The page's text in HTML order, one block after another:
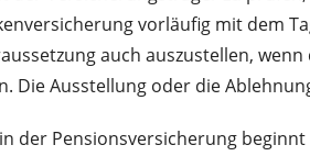
vorläufig mit dem
auch auszustellen,
Die Ausstellung oder die
der Pensionsversicherung beginnt